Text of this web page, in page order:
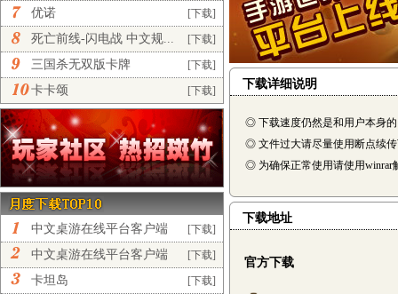
[下载]
优诺
[下载]
死亡前线-闪电战 中文规...
[下载]
三国杀无双版卡牌
[下载]
卡卡颂
[下载]
中文桌游在线平台客户端
完... [下载]
中文桌游在线平台客户端
正... [下载]
卡坦岛
下载详细说明
◎ 下载速度仍然是和用户本身
◎ 文件过大请尽量使用断点续
◎ 为确保正常使用请使用winrar
下载地址
官方下载